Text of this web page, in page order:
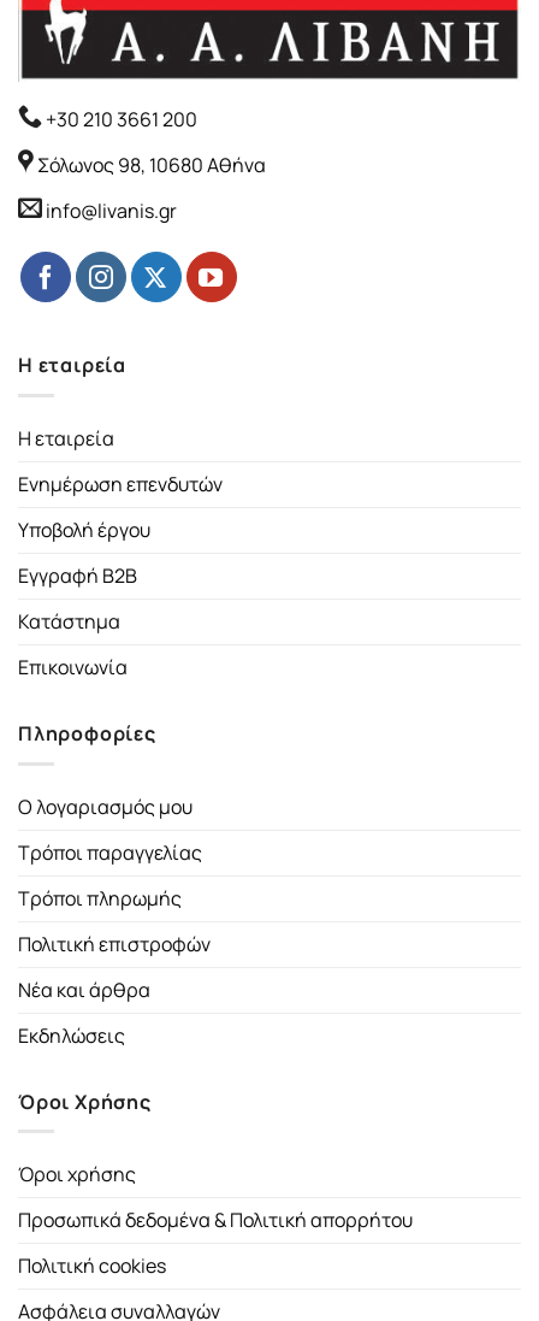
+30 210 3661 200
Σόλωνος 98, 10680 Αθήνα
info@livanis.gr
Η εταιρεία
Η εταιρεία
Ενημέρωση επενδυτών
Υποβολή έργου
Εγγραφή B2B
Κατάστημα
Επικοινωνία
Πληροφορίες
Ο λογαριασμός μου
Τρόποι παραγγελίας
Τρόποι πληρωμής
Πολιτική επιστροφών
Νέα και άρθρα
Εκδηλώσεις
Όροι Χρήσης
Όροι χρήσης
Προσωπικά δεδομένα & Πολιτική απορρήτου
Πολιτική cookies
Ασφάλεια συναλλαγών